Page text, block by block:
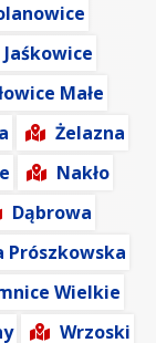
Małe
Żelazna
Nakło
Dąbrowa
Prószkowska
Wielkie
Wrzoski